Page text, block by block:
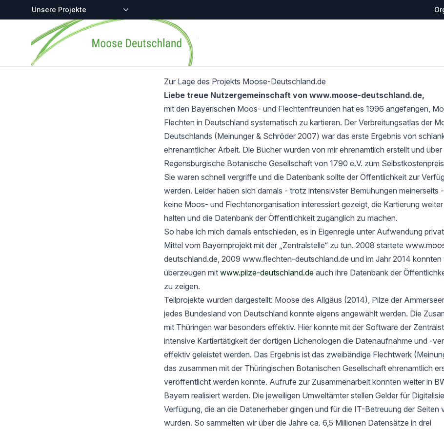
Zentralstellen-Projekte
Startseite
Zur Lage des Projekts Moose-Deutschland.de
Liebe treue Nutzergemeinschaft von www.moose-deutschland.de,
mit den Bayerischen Moos- und Flechtenfreunden hat es 1996 angefangen,
Flechten in Deutschland systematisch zu kartieren. Der Verbreitungsatlas der
Deutschlands (Meinunger & Schröder 2007) war das erste Ergebnis von
ehrenamtlicher Arbeit. Die Bücher wurden von mir ehrenamtlich erstellt und über
Regensburgische Botanische Gesellschaft von 1790 e.V. zum
Sie waren schnell vergriffe und die Datenbank sollte der Öffentlichkeit zur
werden. Leider haben sich damals - trotz intensivster Bemühungen meinerseits
keine Moos- und Flechtenorganisation interessiert gezeigt, die Kartierung
halten und die Datenbank der Öffentlichkeit zugänglich zu machen.
So habe ich mich damals entschieden, es in Eigenregie unter Aufwendung
Mittel vom Bayernprojekt mit der „Zentralstelle“ zu tun. 2008 startete
deutschland.de, 2009 www.flechten-deutschland.de und im Jahr 2014 konnten
überzeugen mit www.pilze-deutschland.de auch ihre Datenbank der
zu zeigen.
Teilprojekte wurden dargestellt: Moose des Allgäus (2014), Pilze der
jedes Bundesland von Deutschland konnte eigens angewählt werden. Die
mit Thüringen war besonders effektiv. Hier konnte mit der Software der
intensive Kartiertätigkeit der dortigen Lichenologen die Datenaufnahme und -
effektiv geleistet werden. Das Ergebnis ist das zweibändige Flechtwerk
das zusammen mit der Thüringischen Botanischen Gesellschaft ehrenamtlich
veröffentlicht werden konnte. Aufrufe zur Zusammenarbeit konnten weiter in
Bayern realisiert werden. Die jeweiligen Umweltämter stellen Gelder für
Verfügung, die an die Datenerheber gingen und für die IT-Betreuung der Seiten
wurden. So sammelten wir über die Jahre ca. 6,5 Millionen Datensätze in drei